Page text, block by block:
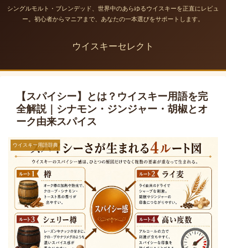
シングルモルト・ブレンデッド、世界中のあらゆるウイスキーを正直にレビュ
ー。初心者からマニアまで、あなたの一本選びをサポートします。
ウイスキーセレクト
【スパイシー】とは？ウイスキー用語を完
全解説｜シナモン・ジンジャー・胡椒とオ
ーク由来スパイス
ウイスキー用語辞典